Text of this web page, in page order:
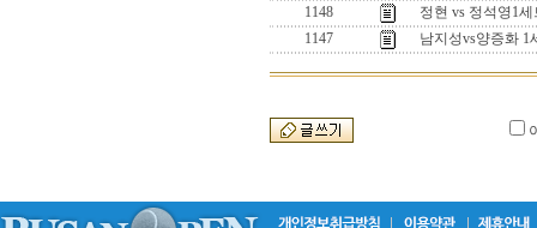
1148
정현 vs 정석영1
1147
남지성vs양증화 1